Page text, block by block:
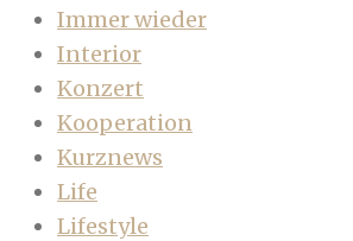
Immer wieder
Interior
Konzert
Kooperation
Kurznews
Life
Lifestyle